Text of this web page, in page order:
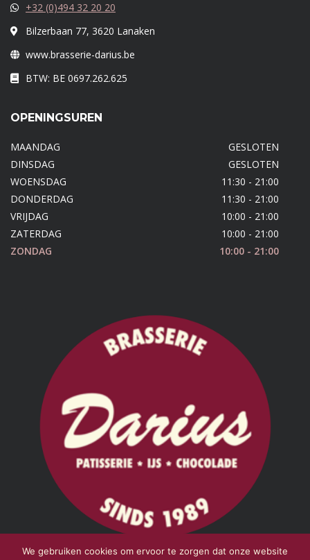
+32 (0)494 32 20 20
Bilzerbaan 77, 3620 Lanaken
www.brasserie-darius.be
BTW: BE 0697.262.625
OPENINGSUREN
MAANDAG
GESLOTEN
DINSDAG
GESLOTEN
WOENSDAG
11:30 - 21:00
DONDERDAG
11:30 - 21:00
VRIJDAG
10:00 - 21:00
ZATERDAG
10:00 - 21:00
ZONDAG
10:00 - 21:00
We gebruiken cookies om ervoor te zorgen dat onze website